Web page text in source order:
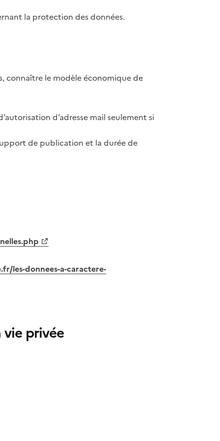
la protection des données.
connaître le modèle économique de
d’adresse mail seulement si
de publication et la durée de
les-donnees-a-caractere-
privée